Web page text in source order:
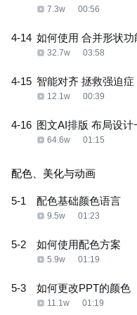
7.3w 00:56
4-14 如何使用 合并形状功
32.7w 03:58
4-15 智能对齐 拯救强迫症
12.1w 00:39
4-16 图文AI排版 布局设计
64.6w 01:15
配色、美化与动画
5-1 配色基础颜色语言
9.5w 01:23
5-2 如何使用配色方案
5.9w 01:19
5-3 如何更改PPT的颜色
11.1w 01:19